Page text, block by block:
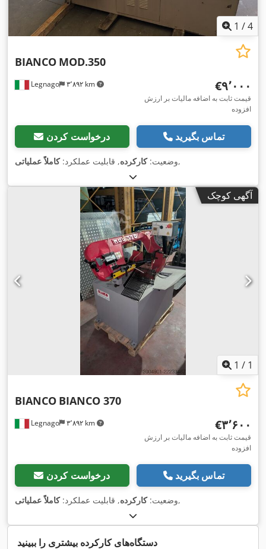
1 /4
Legnago ۳٬۸۹۲ km
BIANCO MOD.350
‎€۹٬۰۰۰
قیمت ثابت به اضافه مالیات بر ارزش
افزوده
درخواست کردن تماس بگیرید
وضعیت:کارکرده, قابلیت عملکرد:کاملاً عملیاتی ,
آگهی کوچک
1 / 1
Legnago ۳٬۸۹۲ km
BIANCO BIANCO 370
‎€۳٬۶۰۰
قیمت ثابت به اضافه مالیات بر ارزش
افزوده
درخواست کردن تماس بگیرید
وضعیت:کارکرده, قابلیت عملکرد:کاملاً عملیاتی ,
دستگاه‌های کارکرده بیشتری را ببینید